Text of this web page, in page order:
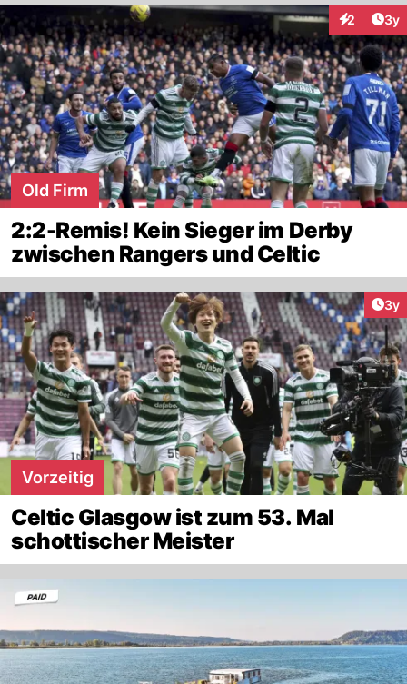
2 3y
Old Firm
2:2-Remis! Kein Sieger im Derby
zwischen Rangers und Celtic
3y
Vorzeitig
Celtic Glasgow ist zum 53. Mal
schottischer Meister